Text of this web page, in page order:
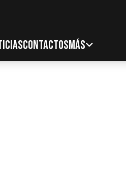
CONTACTOSMÁS